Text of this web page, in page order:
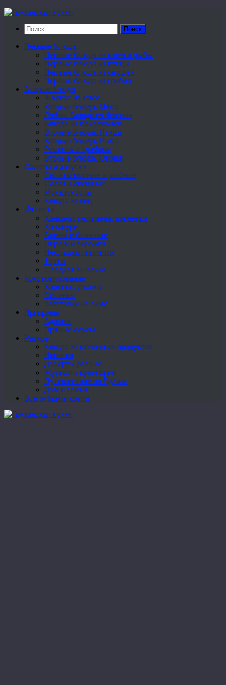
Перейти
содержимому
Найти:
Первые блюда
Первые блюда из мяса и рыбы
Первые блюда из птицы
Первые блюда из овощей
Первые блюда из грибов
Вторые блюда
Жаркое из мяса
Вторые блюда. Мясо
Лобио. Блюда из фасоли
Блюда из баклажанов
Вторые блюда. Птица
Вторые блюда. Рыба
Рецепты с грибами
Вторые блюда. Овощи
Салаты и закуски
Салаты мясные и рыбные
Салаты овощные
Мука и крупы
Блюда из яиц
Из теста
Хинкали, пельмени, вареники
Хачапури
Блины и блинчики
Пироги и пирожки
Несладкая выпечка
Торты
Сладкая выпечка
Консервирование
Варенье, джемы
Соленья
Заготовки на зиму
Приправы
Аджика
Пряные соусы
Разное
Блюда из молочных продуктов
Напитки
Десерты разные
Журналы кулинария
Путешествие по Грузии
Дом и семья
Все рубрики сайта